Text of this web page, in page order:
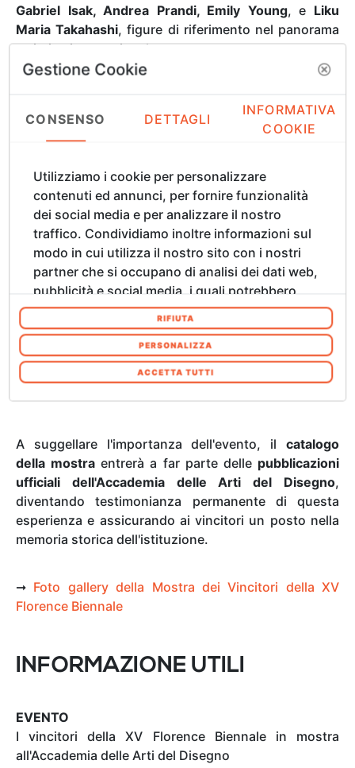
Gabriel Isak, Andrea Prandi, Emily Young, e Liku
Maria Takahashi, figure di riferimento nel panorama
artistico internazionale contemporaneo.
diCosimo I de' Medici, l'Accademia delle Arti del
Disegno affonda le proprie radici nellaCompagnia di
San Luca, attiva già dal 1339 e frequentata nel corso
dei secoli da protagonisti assoluti della storia
dell'arte qualiLorenzo Ghiberti,Donatello, Benozzo
Gozzoli, Leonardo da Vinci e Michelangelo
Buonarotti. Esporre in questo contesto significa
inserirsi in una tradizione secolare che attraversa
oltre sei secoli di storia dell'arte, instaurando un
dialogo diretto tra la ricerca contemporanea e le
grandi personalità del passato.
A suggellare l'importanza dell'evento, il catalogo
della mostraentrerà a far parte delle pubblicazioni
ufficiali dell'Accademia delle Arti del Disegno,
diventando testimonianza permanente di questa
esperienza e assicurando ai vincitori un posto nella
memoria storica dell'istituzione.
➞ Foto gallery della Mostra dei Vincitori della XV
Florence Biennale
INFORMAZIONE UTILI
EVENTO
I vincitori della XV Florence Biennale in mostra
all'Accademia delle Arti del Disegno
Gestione Cookie
CONSENSO DETTAGLI
INFORMATIVA
COOKIE
Utilizziamo i cookie per personalizzare
contenuti ed annunci, per fornire funzionalità
dei social media e per analizzare il nostro
traffico. Condividiamo inoltre informazioni sul
modo in cui utilizza il nostro sito con i nostri
partner che si occupano di analisi dei dati web,
pubblicità e social media, i quali potrebbero
combinarle con altre informazioni che ha
fornito loro o che hanno raccolto dal suo
utilizzo dei loro servizi. Acconsenta ai nostri
cookie se continua ad utilizzare il nostro sito
web. In qualsiasi momento è possibile
modificare o revocare il proprio consenso dalla
RIFIUTA
PERSONALIZZA
ACCETTA TUTTI